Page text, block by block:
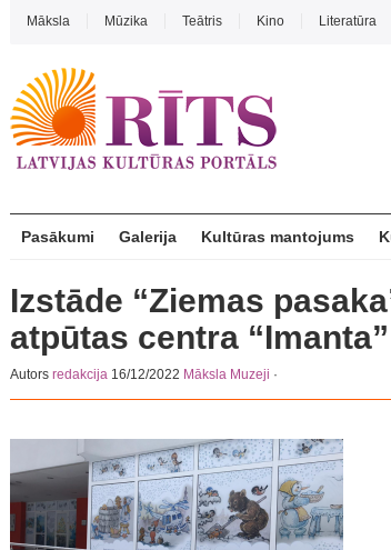
Māksla Mūzika Teātris Kino Literatūra
Pasākumi Galerija Kultūras mantojums
Izstāde “Ziemas
atpūtas centra
Autors redakcija 16/12/2022 Māksla Muzeji ·